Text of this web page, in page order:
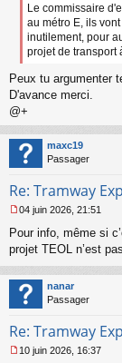
l
u
Le commissaire
au métro E, ils
inutilement, pour
projet de transport
Peux tu argumenter
D'avance merci.
@+
maxc19
Passager
Re: Tramway
e
s
a
g
e
o
l
04 juin 2026, 21:51
Pour info, même si
projet TEOL n’est
nanar
Passager
Re: Tramway
10 juin 2026, 16:37